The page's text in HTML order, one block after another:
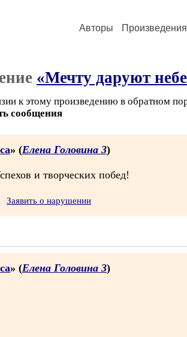
Авторы Произведения
«Мечту даруют
к этому произведению в обратном
сообщения
» (Елена Головина 3)
и творческих побед!
Заявить о нарушении
» (Елена Головина 3)